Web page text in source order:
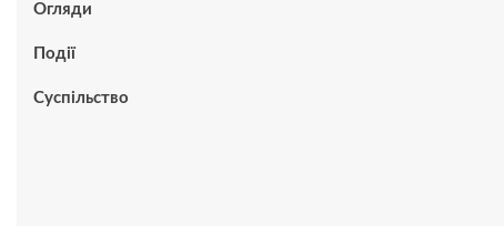
Огляди
Події
Суспільство